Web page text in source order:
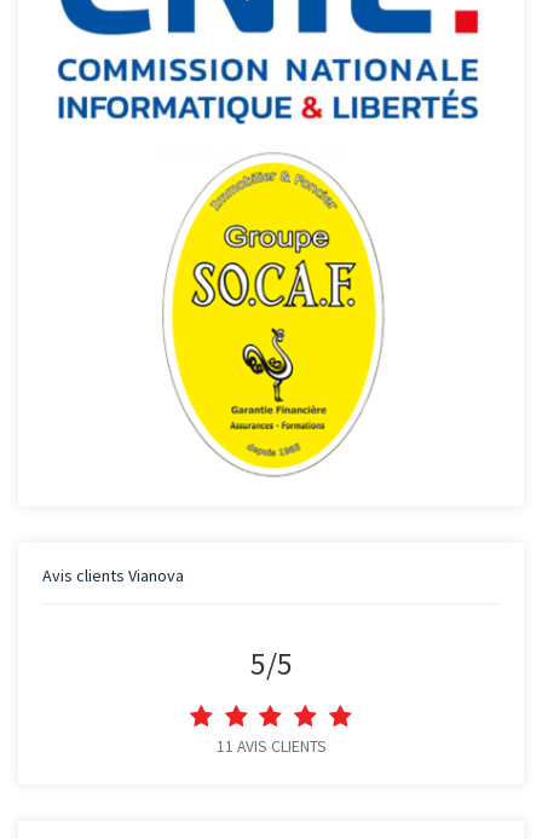
Avis clients Vianova
5/5
11 AVIS CLIENTS